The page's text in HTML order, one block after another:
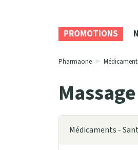
PROMOTIONS
Pharmaone
Médicaments -